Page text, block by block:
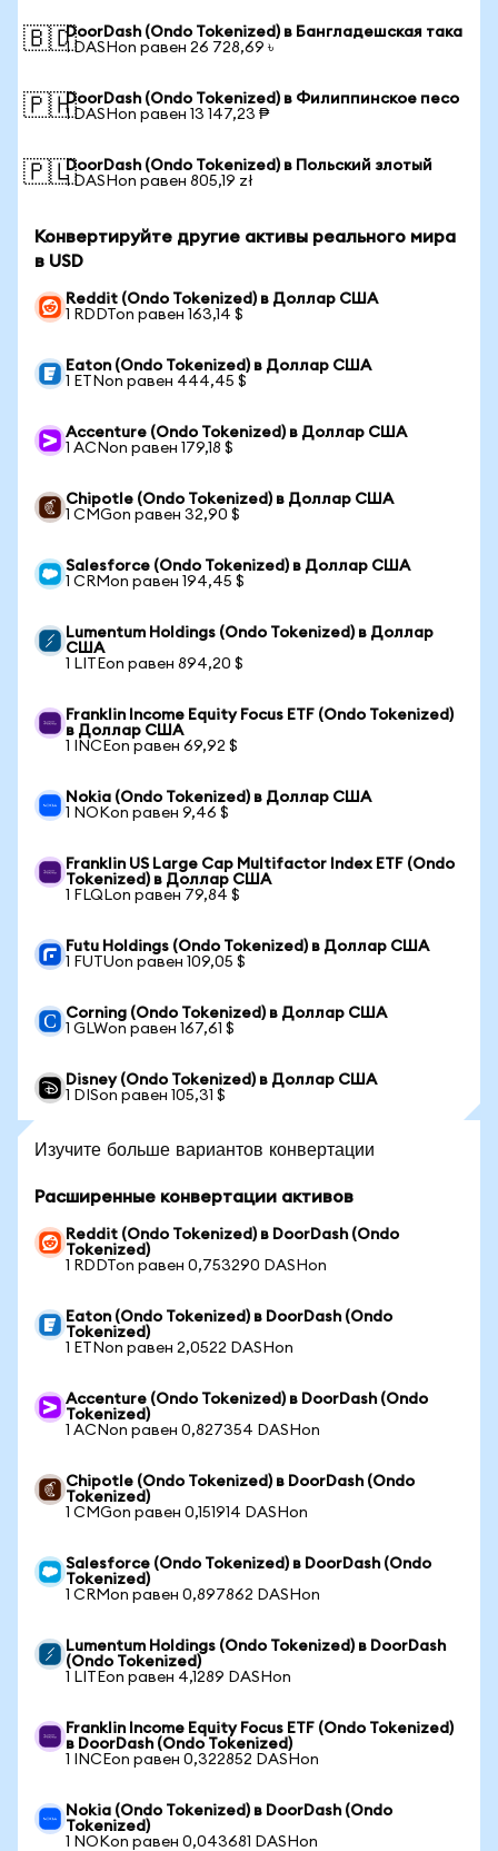
🇧🇩DoorDash (Ondo Tokenized) в Бангладешская така
1 DASHon равен 26 728,69 ৳
🇵🇭DoorDash (Ondo Tokenized) в Филиппинское песо
1 DASHon равен 13 147,23 ₱
🇵🇱DoorDash (Ondo Tokenized) в Польский злотый
1 DASHon равен 805,19 zł
Конвертируйте другие активы реального мира
в USD
Reddit (Ondo Tokenized) в Доллар США
1 RDDTon равен 163,14 $
Eaton (Ondo Tokenized) в Доллар США
1 ETNon равен 444,45 $
Accenture (Ondo Tokenized) в Доллар США
1 ACNon равен 179,18 $
Chipotle (Ondo Tokenized) в Доллар США
1 CMGon равен 32,90 $
Salesforce (Ondo Tokenized) в Доллар США
1 CRMon равен 194,45 $
Lumentum Holdings (Ondo Tokenized) в Доллар
США
1 LITEon равен 894,20 $
Franklin Income Equity Focus ETF (Ondo Tokenized)
в Доллар США
1 INCEon равен 69,92 $
Nokia (Ondo Tokenized) в Доллар США
1 NOKon равен 9,46 $
Franklin US Large Cap Multifactor Index ETF (Ondo
Tokenized) в Доллар США
1 FLQLon равен 79,84 $
Futu Holdings (Ondo Tokenized) в Доллар США
1 FUTUon равен 109,05 $
Corning (Ondo Tokenized) в Доллар США
1 GLWon равен 167,61 $
Disney (Ondo Tokenized) в Доллар США
1 DISon равен 105,31 $
Изучите больше вариантов конвертации
Расширенные конвертации активов
Reddit (Ondo Tokenized) в DoorDash (Ondo
Tokenized)
1 RDDTon равен 0,753290 DASHon
Eaton (Ondo Tokenized) в DoorDash (Ondo
Tokenized)
1 ETNon равен 2,0522 DASHon
Accenture (Ondo Tokenized) в DoorDash (Ondo
Tokenized)
1 ACNon равен 0,827354 DASHon
Chipotle (Ondo Tokenized) в DoorDash (Ondo
Tokenized)
1 CMGon равен 0,151914 DASHon
Salesforce (Ondo Tokenized) в DoorDash (Ondo
Tokenized)
1 CRMon равен 0,897862 DASHon
Lumentum Holdings (Ondo Tokenized) в DoorDash
(Ondo Tokenized)
1 LITEon равен 4,1289 DASHon
Franklin Income Equity Focus ETF (Ondo Tokenized)
в DoorDash (Ondo Tokenized)
1 INCEon равен 0,322852 DASHon
Nokia (Ondo Tokenized) в DoorDash (Ondo
Tokenized)
1 NOKon равен 0,043681 DASHon